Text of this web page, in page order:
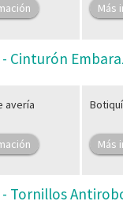
Más
Cinturón
avería
Más
Tornillos